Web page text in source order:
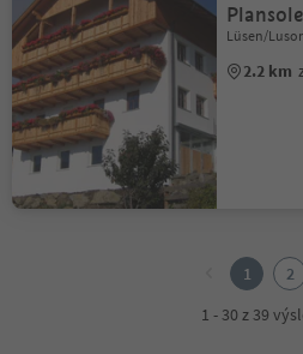
Lüsen/
2.2 km
1
2
1 - 30 z 39